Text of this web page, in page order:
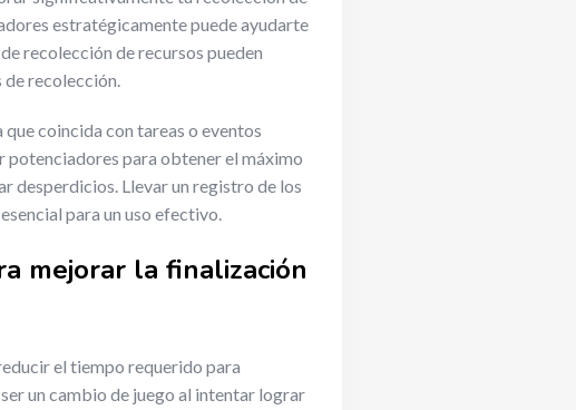
estratégicamente puede ayudarte
recolección de recursos pueden
de recolección.
coincida con tareas o eventos
potenciadores para obtener el máximo
desperdicios. Llevar un registro de los
para un uso efectivo.
mejorar la finalización
el tiempo requerido para
un cambio de juego al intentar lograr